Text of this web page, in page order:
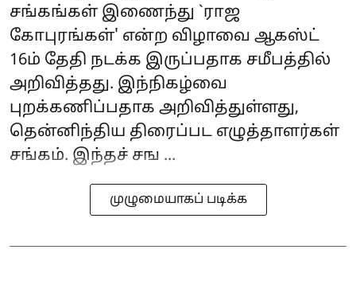
சங்கங்கள் இணைந்து `ராஜ
கோபுரங்கள்' என்ற விழாவை ஆகஸ்ட்
16ம் தேதி நடக்க இருப்பதாக சமீபத்தில்
அறிவித்தது. இந்நிகழ்வை
புறக்கணிப்பதாக அறிவித்துள்ளது,
தென்னிந்திய திரைப்பட எழுத்தாளர்கள்
சங்கம். இந்தச் சங ...
முழுமையாகப் படிக்க